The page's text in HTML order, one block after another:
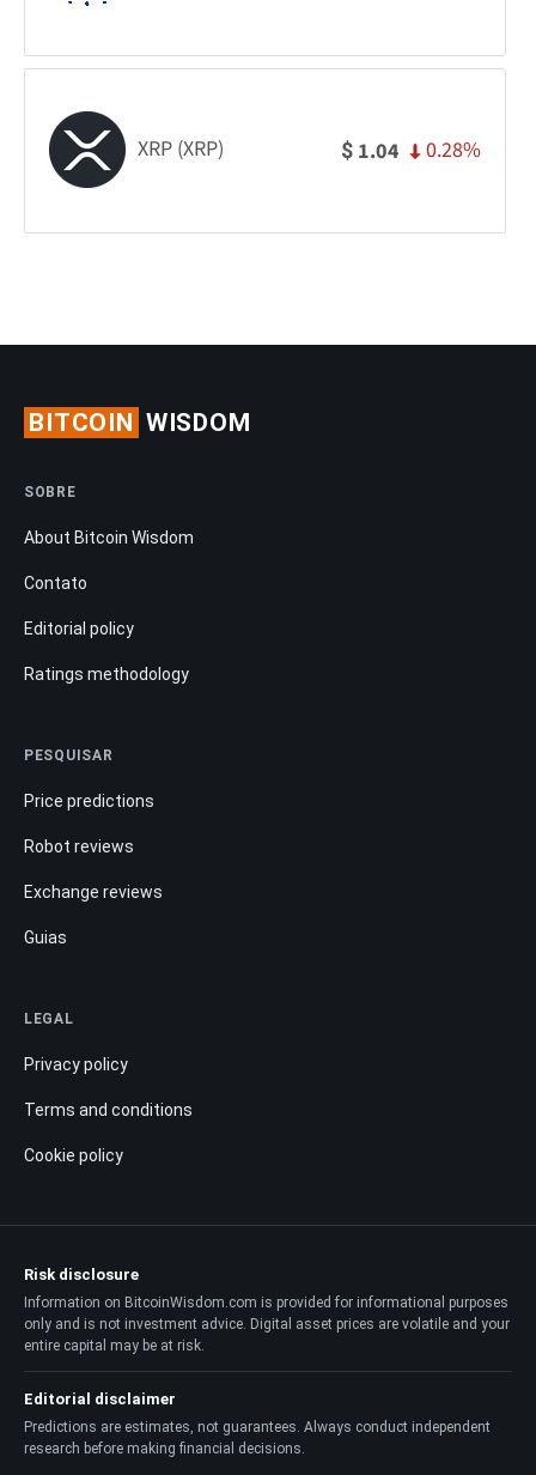
XRP (XRP) $ 1.04 0.28%
BITCOIN WISDOM
SOBRE
About Bitcoin Wisdom
Contato
Editorial policy
Ratings methodology
PESQUISAR
Price predictions
Robot reviews
Exchange reviews
Guias
LEGAL
Privacy policy
Terms and conditions
Cookie policy
Risk disclosure
Information on BitcoinWisdom.com is provided for informational purposes
only and is not investment advice. Digital asset prices are volatile and your
entire capital may be at risk.
Editorial disclaimer
Predictions are estimates, not guarantees. Always conduct independent
research before making financial decisions.